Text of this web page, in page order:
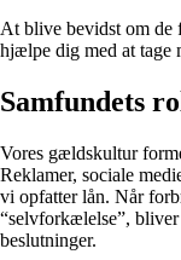
At blive bevidst om de
hjælpe dig med at tage
Samfundets
Vores gældskultur
Reklamer, sociale
vi opfatter lån. Når
“selvforkælelse”,
beslutninger.